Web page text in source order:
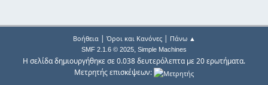
Βοήθεια| Όροι και Κανόνες| Πάνω ▲
SMF 2.1.6 © 2025, Simple Machines
Η σελίδα δημιουργήθηκε σε 0.038 δευτερόλεπτα με 20 ερωτήματα.
Μετρητής επισκέψεων: